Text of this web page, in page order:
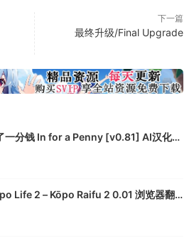
快连王公贵族都会造访！
访客人不断增多，您就需要手动调
下一篇
最终升级/Final Upgrade
分钱 In for a Penny [v0.81] AI汉化版
Life 2 – Kōpo Raifu 2 0.01 浏览器翻